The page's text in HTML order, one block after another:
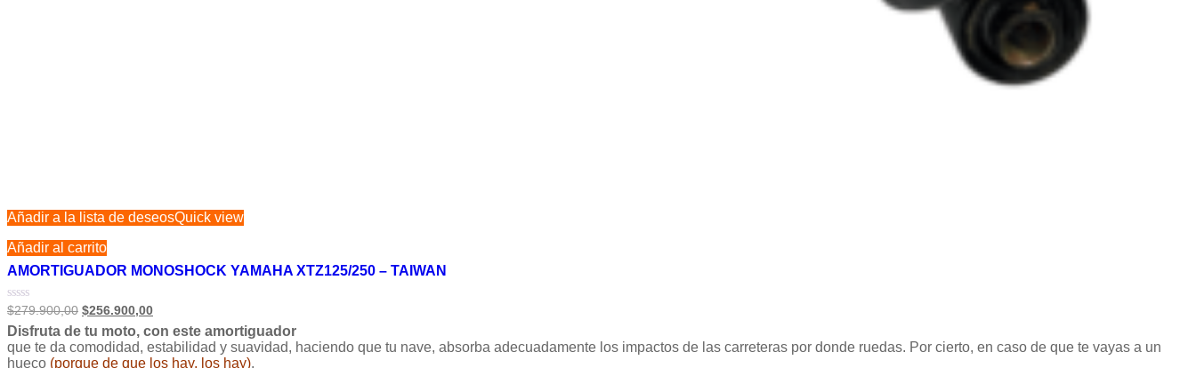
Añadir a la lista de deseosQuick view
Añadir al carrito
AMORTIGUADOR MONOSHOCK YAMAHA XTZ125/250 – TAIWAN
Valorado
0
de
5
$279.900,00 $256.900,00
Disfruta de tu moto, con este amortiguador
que te da comodidad, estabilidad y suavidad, haciendo que tu nave, absorba adecuadamente los impactos de las carreteras por donde ruedas. Por cierto, en caso de que te vayas a un
hueco (porque de que los hay, los hay),